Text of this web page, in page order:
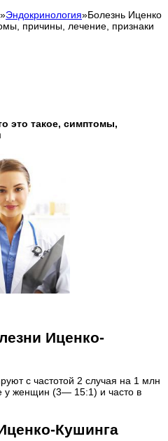
»Эндокринология»Болезнь Иценко
причины, лечение, признаки
это такое, симптомы,
Иценко-
с частотой 2 случая на 1 млн
у женщин (3— 15:1) и часто в
Кушинга